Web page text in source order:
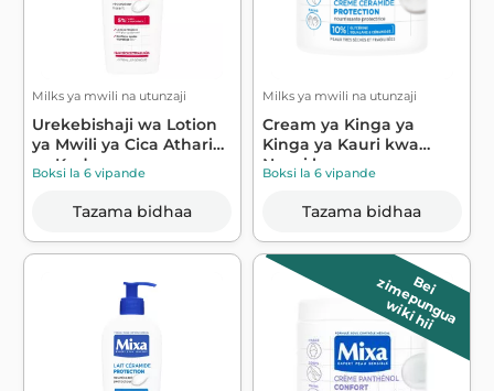
Milks ya mwili na utunzaji
Urekebishaji wa Lotion
ya Mwili ya Cica Athari
ya Kud...
Boksi la 6 vipande
Tazama bidhaa
Milks ya mwili na utunzaji
Cream ya Kinga ya
Kinga ya Kauri kwa
Ngozi kavu sana ...
Boksi la 6 vipande
Tazama bidhaa
B
e
i
z
im
e
p
u
n
g
u
a
wiki hii